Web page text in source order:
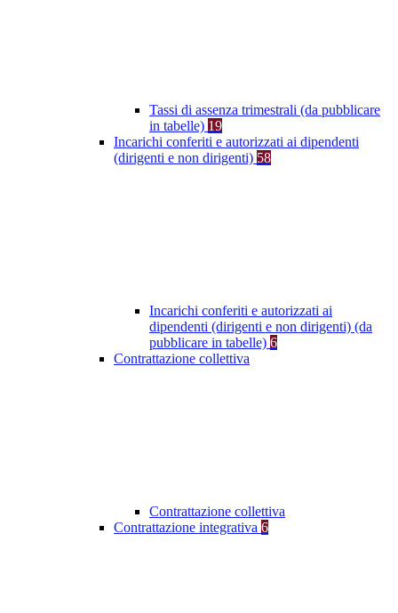
Tassi di assenza trimestrali (da pubblicare
in tabelle) 19
Incarichi conferiti e autorizzati ai dipendenti
(dirigenti e non dirigenti) 58
Incarichi conferiti e autorizzati ai
dipendenti (dirigenti e non dirigenti) (da
pubblicare in tabelle) 6
Contrattazione collettiva
Contrattazione collettiva
Contrattazione integrativa 6